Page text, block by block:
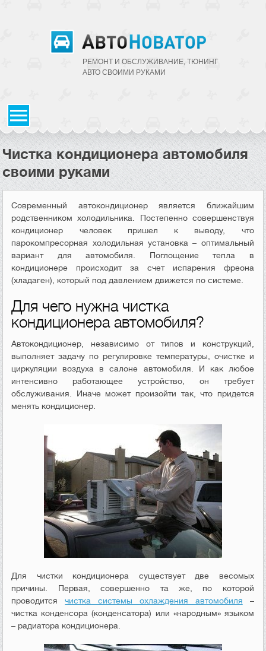
РЕМОНТ И ОБСЛУЖИВАНИЕ, ТЮНИНГ
АВТО CВОИМИ РУКАМИ
Чистка кондиционера автомобиля
своими руками
Современный автокондиционер является ближайшим
родственником холодильника. Постепенно совершенствуя
кондиционер человек пришел к выводу, что
парокомпресорная холодильная установка – оптимальный
вариант для автомобиля. Поглощение тепла в
кондиционере происходит за счет испарения фреона
(хладаген), который под давлением движется по системе.
Для чего нужна чистка
кондиционера автомобиля?
Автокондиционер, независимо от типов и конструкций,
выполняет задачу по регулировке температуры, очистке и
циркуляции воздуха в салоне автомобиля. И как любое
интенсивно работающее устройство, он требует
обслуживания. Иначе может произойти так, что придется
менять кондиционер.
Для чистки кондиционера существует две весомых
причины. Первая, совершенно та же, по которой
проводитсячистка системы охлаждения автомобиля –
чистка конденсора (конденсатора) или «народным» языком
– радиатора кондиционера.